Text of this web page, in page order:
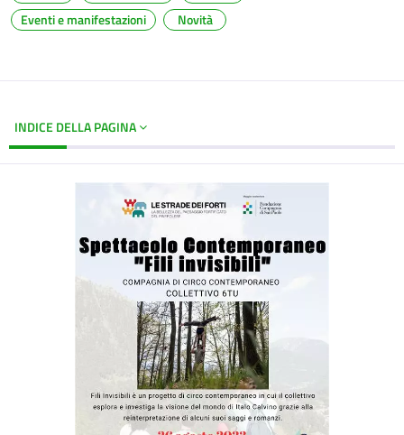
Eventi e manifestazioni
Novità
INDICE DELLA PAGINA